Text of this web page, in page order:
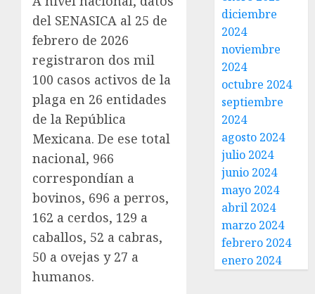
del SENASICA al 25 de
febrero de 2026
registraron dos mil
100 casos activos de la
plaga en 26 entidades
de la República
Mexicana. De ese total
nacional, 966
correspondían a
bovinos, 696 a perros,
162 a cerdos, 129 a
caballos, 52 a cabras,
50 a ovejas y 27 a
humanos.
diciembre
2024
noviembre
2024
octubre 2024
septiembre
2024
agosto 2024
julio 2024
junio 2024
mayo 2024
abril 2024
marzo 2024
febrero 2024
enero 2024